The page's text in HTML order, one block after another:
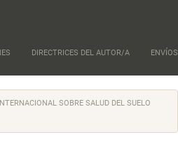
DIRECTRICES DEL AUTOR/A ENVÍOS
SOBRE SALUD DEL SUELO